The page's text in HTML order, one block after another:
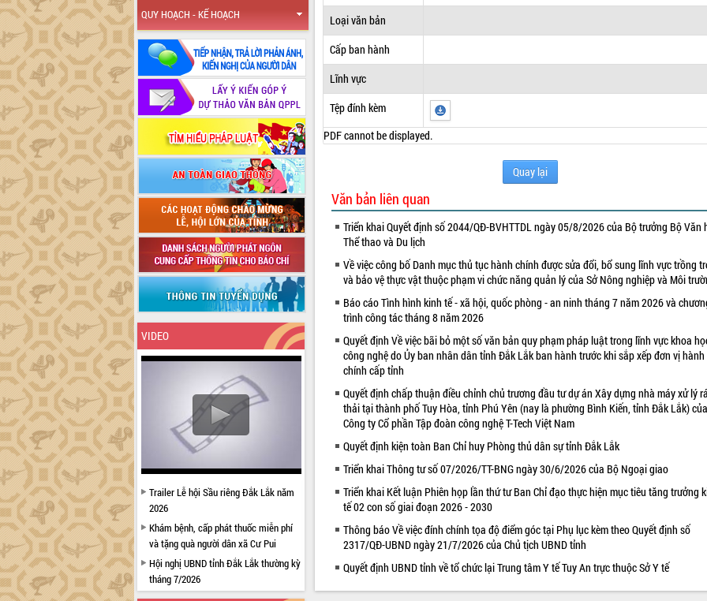
QUY HOẠCH - KẾ HOẠCH
VIDEO
Trailer Lễ hội Sầu riêng Đắk Lắk năm
2026
Khám bệnh, cấp phát thuốc miễn phí
và tặng quà người dân xã Cư Pui
Hội nghị UBND tỉnh Đắk Lắk thường kỳ
tháng 7/2026
Loại văn bản
Cấp ban hành
Lĩnh vực
Tệp đính kèm
PDF cannot be displayed.
Quay lại
Văn bản liên quan
Triển khai Quyết định số 2044/QĐ-BVHTTDL ngày 05/8/2026 của Bộ trưởng Bộ Văn
Thể thao và Du lịch
Về việc công bố Danh mục thủ tục hành chính được sửa đổi, bổ sung lĩnh vực trồng
và bảo vệ thực vật thuộc phạm vi chức năng quản lý của Sở Nông nghiệp và Môi
Báo cáo Tình hình kinh tế - xã hội, quốc phòng - an ninh tháng 7 năm 2026 và
trình công tác tháng 8 năm 2026
Quyết định Về việc bãi bỏ một số văn bản quy phạm pháp luật trong lĩnh vực khoa
công nghệ do Ủy ban nhân dân tỉnh Đắk Lắk ban hành trước khi sắp xếp đơn vị hành
chính cấp tỉnh
Quyết định chấp thuận điều chỉnh chủ trương đầu tư dự án Xây dựng nhà máy xử lý
thải tại thành phố Tuy Hòa, tỉnh Phú Yên (nay là phường Bình Kiến, tỉnh Đắk Lắk) của
Công ty Cổ phần Tập đoàn công nghệ T-Tech Việt Nam
Quyết định kiện toàn Ban Chỉ huy Phòng thủ dân sự tỉnh Đắk Lắk
Triển khai Thông tư số 07/2026/TT-BNG ngày 30/6/2026 của Bộ Ngoại giao
Triển khai Kết luận Phiên họp lần thứ tư Ban Chỉ đạo thực hiện mục tiêu tăng trưởng
tế 02 con số giai đoạn 2026 - 2030
Thông báo Về việc đính chính tọa độ điểm góc tại Phụ lục kèm theo Quyết định số
2317/QĐ-UBND ngày 21/7/2026 của Chủ tịch UBND tỉnh
Quyết định UBND tỉnh về tổ chức lại Trung tâm Y tế Tuy An trực thuộc Sở Y tế